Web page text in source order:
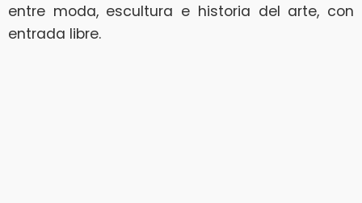
entre moda, escultura e historia del arte, con
entrada libre.